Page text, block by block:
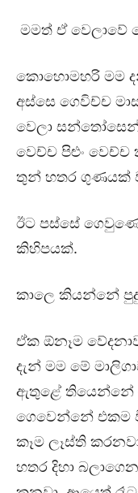
මමත් ඒ
කොහොමහරි මම
අස්සෙ ගෙවිච්ච
වෙලා
වෙච්ච පිළුං
තුන් හතර ගුණයක්
ඊට පස්සේ
කිහිපයක්.
කාලෙ කියන්නේ
ඒක ඕනෑම
දැන් මම මේ
ඇතුළේ තියෙන්නේ
ගෙවෙන්නේ එකම
කෑම ලෑස්ති
හතර දිහා